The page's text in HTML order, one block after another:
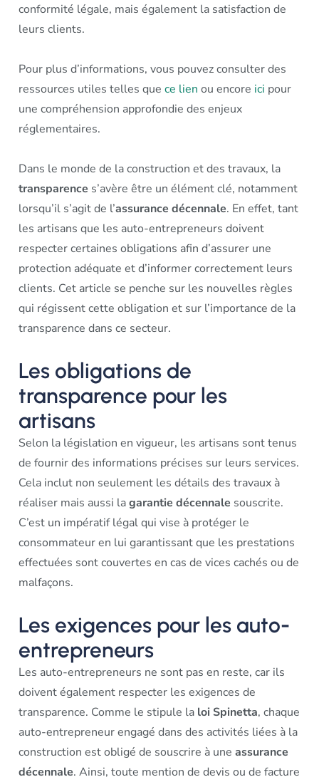
conformité légale, mais également la satisfaction de
leurs clients.
Pour plus d’informations, vous pouvez consulter des
ressources utiles telles que ce lien ou encore ici pour
une compréhension approfondie des enjeux
réglementaires.
Dans le monde de la construction et des travaux, la
transparence s’avère être un élément clé, notamment
lorsqu’il s’agit de l’assurance décennale. En effet, tant
les artisans que les auto-entrepreneurs doivent
respecter certaines obligations afin d’assurer une
protection adéquate et d’informer correctement leurs
clients. Cet article se penche sur les nouvelles règles
qui régissent cette obligation et sur l’importance de la
transparence dans ce secteur.
Les obligations de
transparence pour les
artisans
Selon la législation en vigueur, les artisans sont tenus
de fournir des informations précises sur leurs services.
Cela inclut non seulement les détails des travaux à
réaliser mais aussi lagarantie décennale souscrite.
C’est un impératif légal qui vise à protéger le
consommateur en lui garantissant que les prestations
effectuées sont couvertes en cas de vices cachés ou de
malfaçons.
Les exigences pour les auto-
entrepreneurs
Les auto-entrepreneurs ne sont pas en reste, car ils
doivent également respecter les exigences de
transparence. Comme le stipule la loi Spinetta, chaque
auto-entrepreneur engagé dans des activités liées à la
construction est obligé de souscrire à une assurance
décennale. Ainsi, toute mention de devis ou de facture